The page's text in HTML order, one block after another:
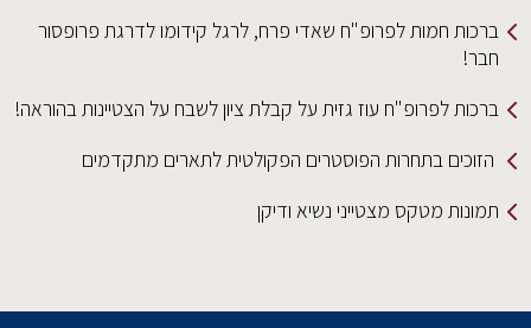
ברכות חמות לפרופ"ח שאדי פרח, לרגל קידומו לדרגת פרופסור
חבר!
ברכות לפרופ"ח עוז גזית על קבלת ציון לשבח על הצטיינות בהוראה!
הזוכים בתחרות הפוסטרים הפקולטית לתארים מתקדמים
תמונות מטקס מצטייני נשיא ודיקן